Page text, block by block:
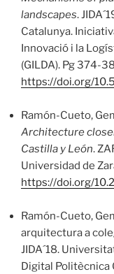
landscapes.
Catalunya.
Innovació i la
(GILDA). Pg 374-
https://doi.org/
Ramón-Cueto,
Architecture
Castilla y León.
Universidad de
https://doi.org/
Ramón-Cueto,
arquitectura a
JIDA´18.
Digital Politècnica